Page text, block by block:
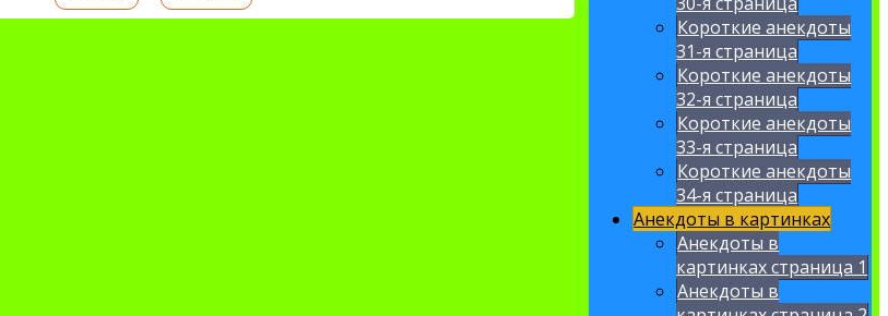
Короткие анекдоты
31-я страница
Короткие анекдоты
32-я страница
Короткие анекдоты
33-я страница
Короткие анекдоты
34-я страница
Анекдоты в картинках
Анекдоты в
картинках страница 1
Анекдоты в